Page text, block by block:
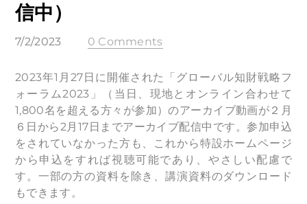
信中）
7/2/2023 0 Comments
2023年1月27日に開催された「グローバル知財戦略フ
ォーラム2023」（当日、現地とオンライン合わせて
1,800名を超える方々が参加）のアーカイブ動画が２月
６日から2月17日までアーカイブ配信中です。参加申込
をされていなかった方も、これから特設ホームページ
から申込をすれば視聴可能であり、やさしい配慮で
す。一部の方の資料を除き、講演資料のダウンロード
もできます。